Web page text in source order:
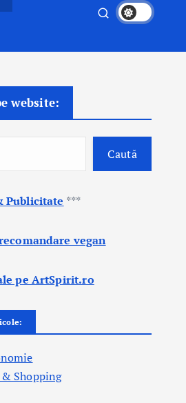
website:
Caută
Publicitate ***
vegan
pe ArtSpirit.ro
Shopping